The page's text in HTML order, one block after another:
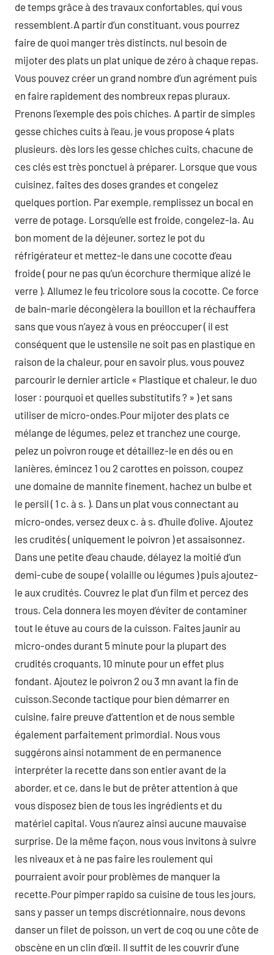
de temps grâce à des travaux confortables, qui vous
ressemblent.A partir d’un constituant, vous pourrez
faire de quoi manger très distincts, nul besoin de
mijoter des plats un plat unique de zéro à chaque repas.
Vous pouvez créer un grand nombre d’un agrément puis
en faire rapidement des nombreux repas pluraux.
Prenons l’exemple des pois chiches. A partir de simples
gesse chiches cuits à l’eau, je vous propose 4 plats
plusieurs. dès lors les gesse chiches cuits, chacune de
ces clés est très ponctuel à préparer. Lorsque que vous
cuisinez, faîtes des doses grandes et congelez
quelques portion. Par exemple, remplissez un bocal en
verre de potage. Lorsqu’elle est froide, congelez-la. Au
bon moment de la déjeuner, sortez le pot du
réfrigérateur et mettez-le dans une cocotte d’eau
froide ( pour ne pas qu’un écorchure thermique alizé le
verre ). Allumez le feu tricolore sous la cocotte. Ce force
de bain-marie décongèlera la bouillon et la réchauffera
sans que vous n’ayez à vous en préoccuper ( il est
conséquent que le ustensile ne soit pas en plastique en
raison de la chaleur, pour en savoir plus, vous pouvez
parcourir le dernier article « Plastique et chaleur, le duo
loser : pourquoi et quelles substitutifs ? » ) et sans
utiliser de micro-ondes.Pour mijoter des plats ce
mélange de légumes, pelez et tranchez une courge,
pelez un poivron rouge et détaillez-le en dés ou en
lanières, émincez 1 ou 2 carottes en poisson, coupez
une domaine de mannite finement, hachez un bulbe et
le persil ( 1 c. à s. ). Dans un plat vous connectant au
micro-ondes, versez deux c. à s. d’huile d’olive. Ajoutez
les crudités ( uniquement le poivron ) et assaisonnez.
Dans une petite d’eau chaude, délayez la moitié d’un
demi-cube de soupe ( volaille ou légumes ) puis ajoutez-
le aux crudités. Couvrez le plat d’un film et percez des
trous. Cela donnera les moyen d’éviter de contaminer
tout le étuve au cours de la cuisson. Faites jaunir au
micro-ondes durant 5 minute pour la plupart des
crudités croquants, 10 minute pour un effet plus
fondant. Ajoutez le poivron 2 ou 3 mn avant la fin de
cuisson.Seconde tactique pour bien démarrer en
cuisine, faire preuve d’attention et de nous semble
également parfaitement primordial. Nous vous
suggérons ainsi notamment de en permanence
interpréter la recette dans son entier avant de la
aborder, et ce, dans le but de prêter attention à que
vous disposez bien de tous les ingrédients et du
matériel capital. Vous n’aurez ainsi aucune mauvaise
surprise. De la même façon, nous vous invitons à suivre
les niveaux et à ne pas faire les roulement qui
pourraient avoir pour problèmes de manquer la
recette.Pour pimper rapido sa cuisine de tous les jours,
sans y passer un temps discrétionnaire, nous devons
danser un filet de poisson, un vert de coq ou une côte de
obscène en un clin d’œil. Il suffit de les couvrir d’une